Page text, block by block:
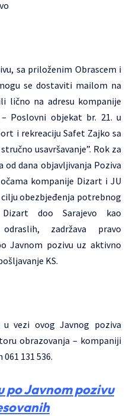
sa priloženim Obrascem i
se dostaviti mailom na
lično na adresu kompanije
Poslovni objekat br. 21. u
i rekreaciju Safet Zajko sa
usavršavanje”. Rok za
od dana objavljivanja Poziva
kompanije Dizart i JU
cilju obezbjeđenja potrebnog
doo Sarajevo kao
zadržava pravo
Javnom pozivu uz aktivno
KS.
vezi ovog Javnog poziva
obrazovanja – kompaniji
131 536.
po Javnom pozivu